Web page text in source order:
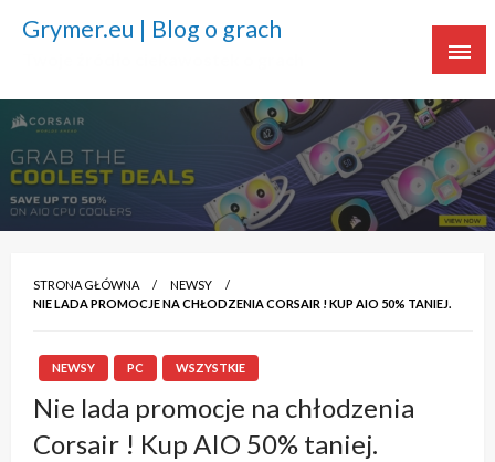
Grymer.eu | Blog o grach
STRONA GŁÓWNA
NEWSY
NIE LADA PROMOCJE NA CHŁODZENIA CORSAIR ! KUP AIO 50% TANIEJ.
NEWSY PC WSZYSTKIE
Nie lada promocje na chłodzenia
Corsair ! Kup AIO 50% taniej.